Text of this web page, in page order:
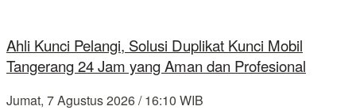
Ahli Kunci Pelangi, Solusi Duplikat Kunci Mobil
Tangerang 24 Jam yang Aman dan Profesional
Jumat, 7 Agustus 2026 / 16:10 WIB